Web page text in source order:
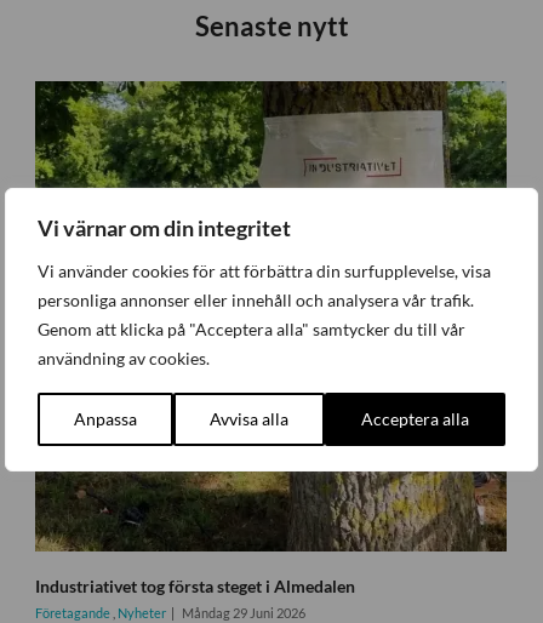
Vi värnar om din integritet
Vi använder cookies för att förbättra din surfupplevelse, visa
personliga annonser eller innehåll och analysera vår trafik.
Genom att klicka på "Acceptera alla" samtycker du till vår
användning av cookies.
Anpassa Avvisa alla Acceptera alla
Senaste nytt
Industriativet tog första steget i Almedalen
Företagande Nyheter Måndag 29 Juni 2026